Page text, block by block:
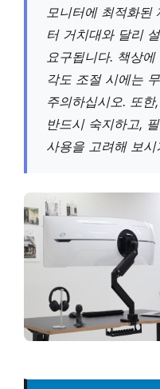
모니터에 최적화된
터 거치대와 달리
요구됩니다. 책상
각도 조절 시에는
주의하십시오. 또
반드시 숙지하고,
사용을 고려해 보시